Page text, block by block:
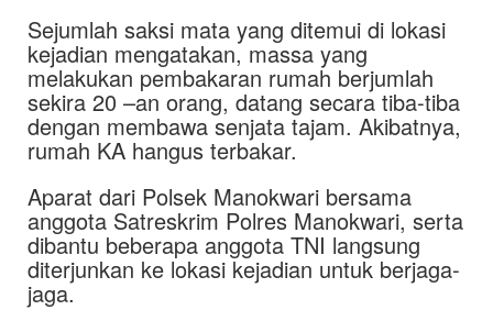
Sejumlah saksi mata yang ditemui di lokasi
kejadian mengatakan, massa yang
melakukan pembakaran rumah berjumlah
sekira 20 –an orang, datang secara tiba-tiba
dengan membawa senjata tajam. Akibatnya,
rumah KA hangus terbakar.
Aparat dari Polsek Manokwari bersama
anggota Satreskrim Polres Manokwari, serta
dibantu beberapa anggota TNI langsung
diterjunkan ke lokasi kejadian untuk berjaga-
jaga.